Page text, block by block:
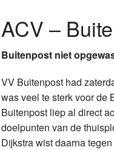
ACV –
Buitenpost niet
VV Buitenpost had
was veel te sterk voor de
Buitenpost liep al direct
doelpunten van de
Dijkstra wist daarna